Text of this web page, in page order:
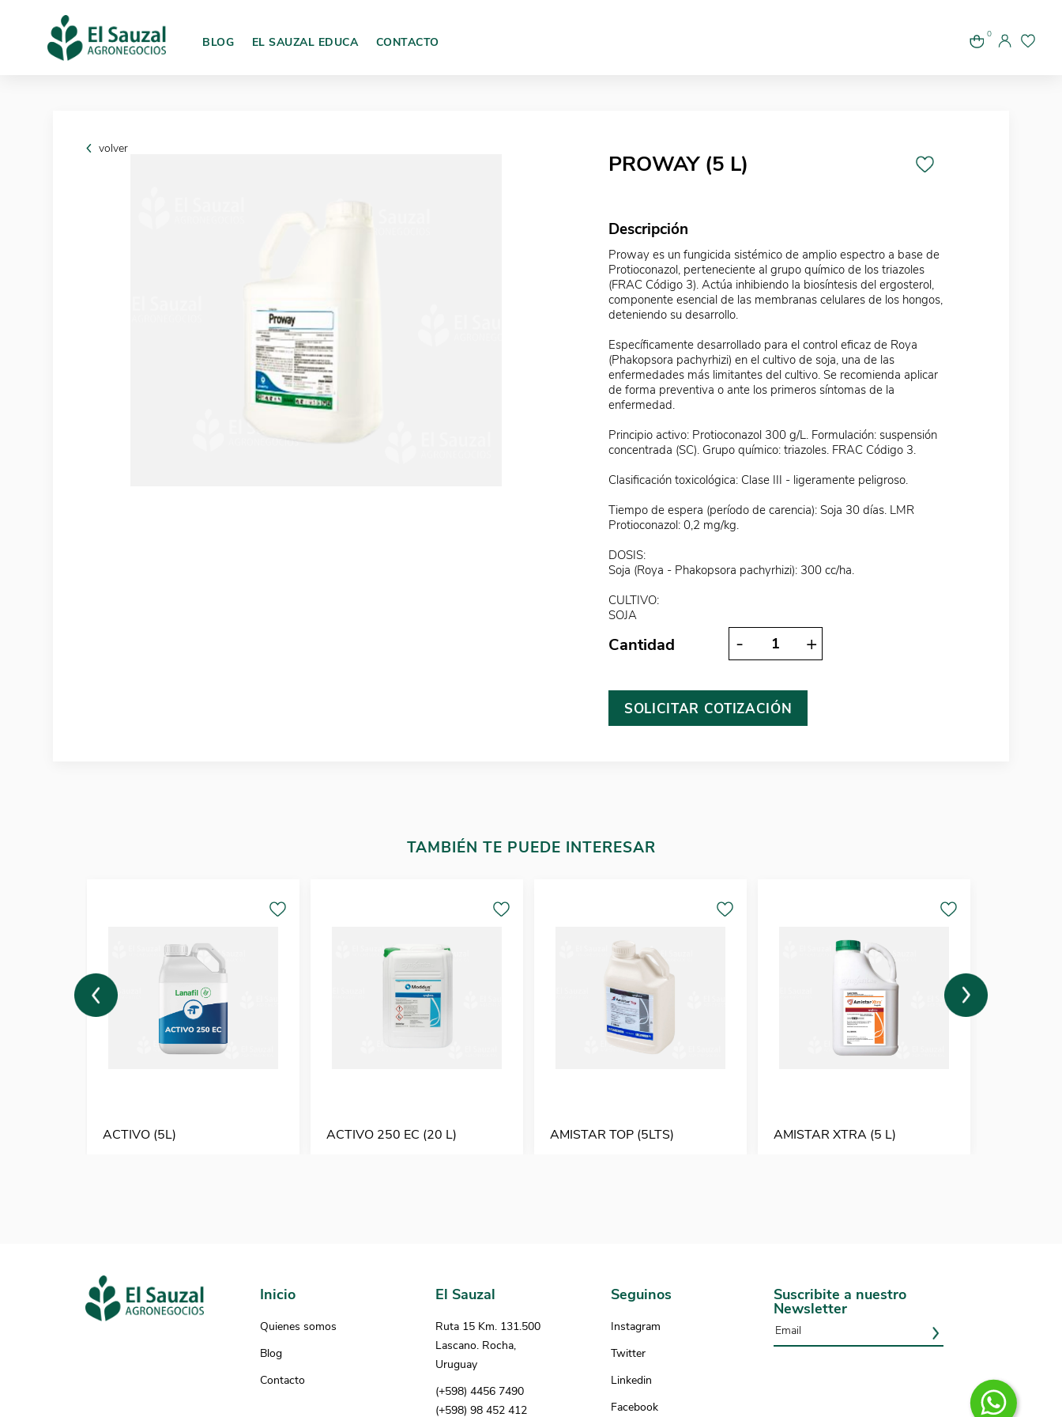
BLOG EL SAUZAL EDUCA CONTACTO
0
volver
PROWAY (5 L)
Descripción
Proway es un fungicida sistémico de amplio espectro a base de
Protioconazol, perteneciente al grupo químico de los triazoles
(FRAC Código 3). Actúa inhibiendo la biosíntesis del ergosterol,
componente esencial de las membranas celulares de los hongos,
deteniendo su desarrollo.
Específicamente desarrollado para el control eficaz de Roya
(Phakopsora pachyrhizi) en el cultivo de soja, una de las
enfermedades más limitantes del cultivo. Se recomienda aplicar
de forma preventiva o ante los primeros síntomas de la
enfermedad.
Principio activo: Protioconazol 300 g/L. Formulación: suspensión
concentrada (SC). Grupo químico: triazoles. FRAC Código 3.
Clasificación toxicológica: Clase III - ligeramente peligroso.
Tiempo de espera (período de carencia): Soja 30 días. LMR
Protioconazol: 0,2 mg/kg.
DOSIS:
Soja (Roya - Phakopsora pachyrhizi): 300 cc/ha.
CULTIVO:
SOJA
Cantidad - +
SOLICITAR COTIZACIÓN
TAMBIÉN TE PUEDE INTERESAR
ACTIVO (5L) ACTIVO 250 EC (20 L) AMISTAR TOP (5LTS) AMISTAR XTRA (5 L)
Inicio
Quienes somos
Blog
Contacto
El Sauzal
Ruta 15 Km. 131.500
Lascano. Rocha,
Uruguay
(+598) 4456 7490
(+598) 98 452 412
Seguinos
Instagram
Twitter
Linkedin
Facebook
Suscribite a nuestro
Newsletter